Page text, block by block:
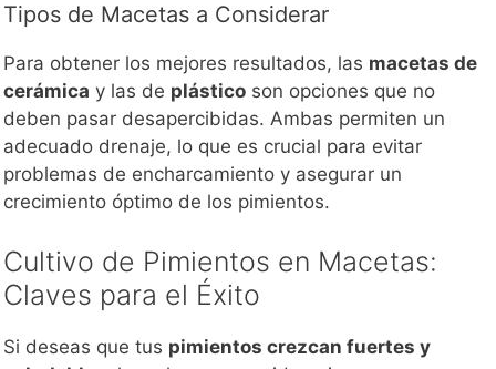
Tipos de Macetas a Considerar
Para obtener los mejores resultados, las macetas de
cerámica y las de plástico son opciones que no
deben pasar desapercibidas. Ambas permiten un
adecuado drenaje, lo que es crucial para evitar
problemas de encharcamiento y asegurar un
crecimiento óptimo de los pimientos.
Cultivo de Pimientos en Macetas:
Claves para el Éxito
Si deseas que tus pimientos crezcan fuertes y